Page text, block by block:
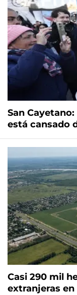
San
está cansado
Casi 290 mil
extranjeras